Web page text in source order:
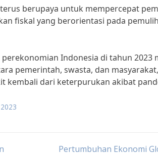
berupaya untuk mempercepat
fiskal yang berorientasi pada
Indonesia di tahun 2023
pemerintah, swasta, dan
dari keterpurukan akibat
Pertumbuhan Ekonomi